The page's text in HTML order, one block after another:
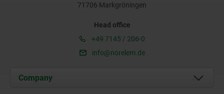
71706 Markgröningen
Head office
+49 7145 / 206-0
info@norelem.de
Company